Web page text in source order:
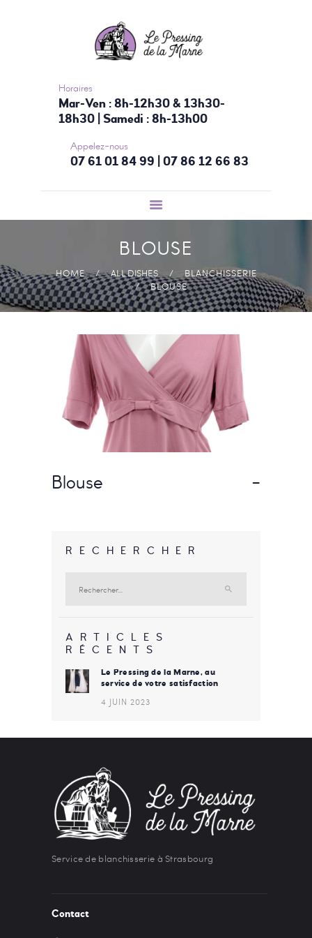
Horaires
Mar-Ven : 8h-12h30 & 13h30-
18h30 | Samedi : 8h-13h00
Appelez-nous
07 61 01 84 99 | 07 86 12 66 83
BLOUSE
HOME ALL DISHES
BLANCHISSERIE
BLOUSE
NOS SERVICES
TARIFS
CONTACTEZ-
NOUS
Blouse -
RECHERCHER
ARTICLES
RÉCENTS
Le Pressing de la Marne, au
service de votre satisfaction
4 JUIN 2023
Service de blanchisserie à Strasbourg
Contact